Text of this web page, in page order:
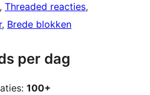
, Threaded reacties
, Brede blokken
per dag
100+